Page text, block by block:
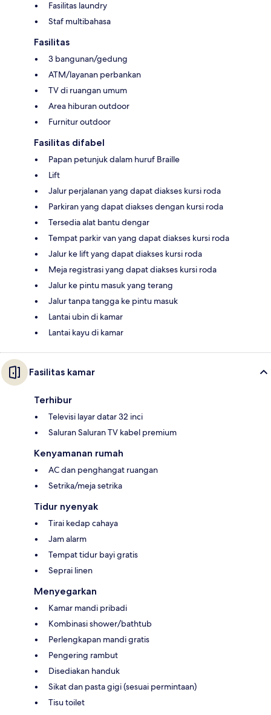
Fasilitas laundry
Staf multibahasa
Fasilitas
3 bangunan/gedung
ATM/layanan perbankan
TV di ruangan umum
Area hiburan outdoor
Furnitur outdoor
Fasilitas difabel
Papan petunjuk dalam huruf Braille
Lift
Jalur perjalanan yang dapat diakses kursi roda
Parkiran yang dapat diakses dengan kursi roda
Tersedia alat bantu dengar
Tempat parkir van yang dapat diakses kursi roda
Jalur ke lift yang dapat diakses kursi roda
Meja registrasi yang dapat diakses kursi roda
Jalur ke pintu masuk yang terang
Jalur tanpa tangga ke pintu masuk
Lantai ubin di kamar
Lantai kayu di kamar
Fasilitas kamar
Terhibur
Televisi layar datar 32 inci
Saluran Saluran TV kabel premium
Kenyamanan rumah
AC dan penghangat ruangan
Setrika/meja setrika
Tidur nyenyak
Tirai kedap cahaya
Jam alarm
Tempat tidur bayi gratis
Seprai linen
Menyegarkan
Kamar mandi pribadi
Kombinasi shower/bathtub
Perlengkapan mandi gratis
Pengering rambut
Disediakan handuk
Sikat dan pasta gigi (sesuai permintaan)
Tisu toilet